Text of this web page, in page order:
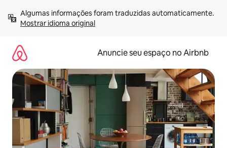
para
Mostrar idioma original
Anuncie seu espaço no Airbnb